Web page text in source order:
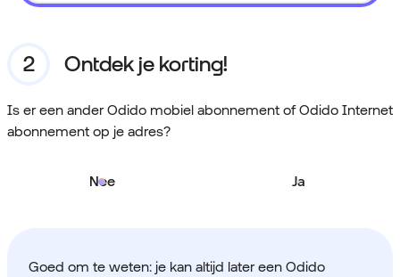
Ontdek je korting!
Is er een ander Odido mobiel abonnement of Odido Internet
abonnement op je adres?
Nee Ja
Goed om te weten: je kan altijd later een Odido